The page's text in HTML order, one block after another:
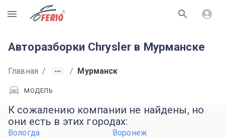
R
Авторазборки Chrysler в Мурманске
Главная / / Мурманск
МОДЕЛЬ
К сожалению компании не найдены, но
они есть в этих городах:
Вологда
Воронеж